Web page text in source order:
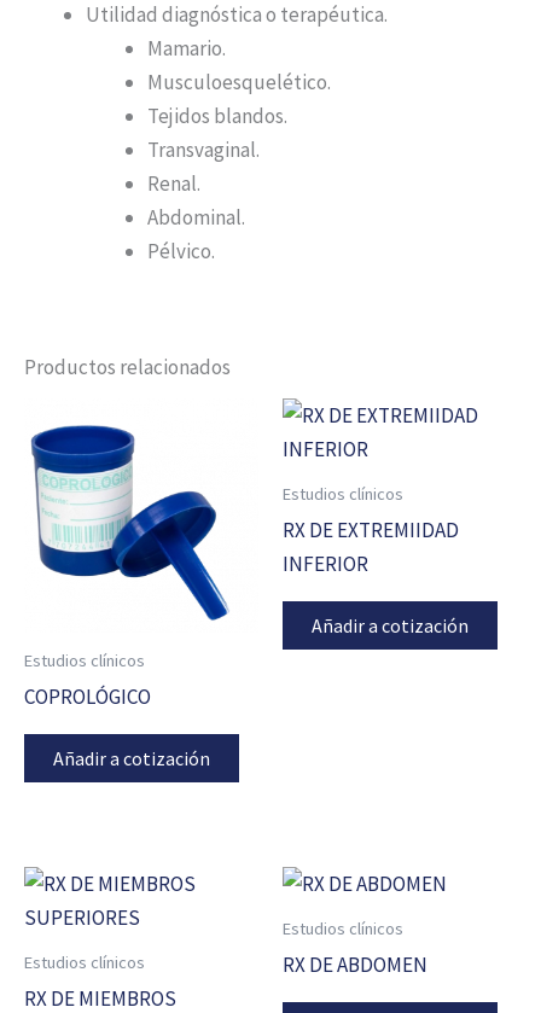
Utilidad diagnóstica o terapéutica.
Mamario.
Musculoesquelético.
Tejidos blandos.
Transvaginal.
Renal.
Abdominal.
Pélvico.
Productos relacionados
Estudios clínicos
COPROLÓGICO
Añadir a cotización
Estudios clínicos
RX DE EXTREMIIDAD
INFERIOR
Añadir a cotización
Estudios clínicos
RX DE MIEMBROS
Estudios clínicos
RX DE ABDOMEN